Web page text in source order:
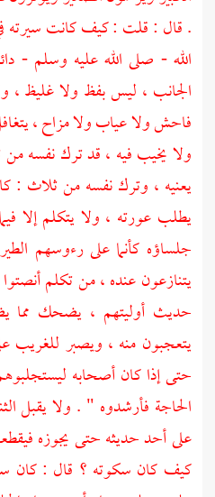
. قال : قلت : كيف كانت سيرته
الله - صلى الله عليه وسلم -
الجانب ، ليس بفظ ولا غليظ
فاحش ولا عياب ولا مزاح ،
ولا يخيب فيه ، قد ترك نفسه من
يعنيه ، وترك نفسه من ثلاث :
يطلب عورته ، ولا يتكلم إلا
جلساؤه كأنما على رءوسهم
يتنازعون عنده ، من تكلم
حديث أوليتهم ، يضحك مما
يتعجبون منه ، ويصبر للغريب
حتى إذا كان أصحابه
الحاجة فأرشدوه " . ولا يقبل
على أحد حديثه حتى يجوزه
كيف كان سكوته ؟ قال : كان